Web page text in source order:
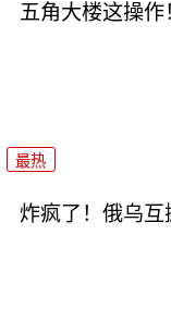
五角大楼这操作
最热
炸疯了！俄乌互